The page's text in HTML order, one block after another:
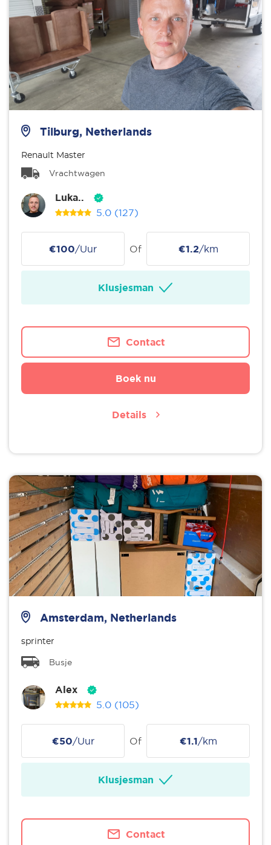
Tilburg, Netherlands
Renault Master
Vrachtwagen
Luka..
5.0 (127)
€100/Uur Of €1.2/km
Klusjesman
Contact
Boek nu
Details
Amsterdam, Netherlands
sprinter
Busje
Alex
5.0 (105)
€50/Uur Of €1.1/km
Klusjesman
Contact